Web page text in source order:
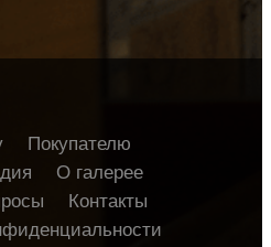
Покупателю
О галерее
Контакты